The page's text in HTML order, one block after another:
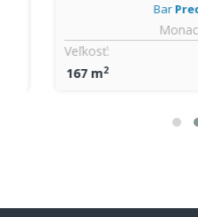
BarPredaj
Monaco
Veľkosť:
167 m2